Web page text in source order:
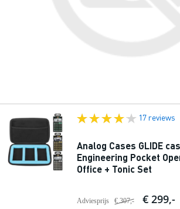
17 reviews
Analog Cases GLIDE
Engineering Pocket
Office + Tonic Set
Adviesprijs € 307,- € 299,-